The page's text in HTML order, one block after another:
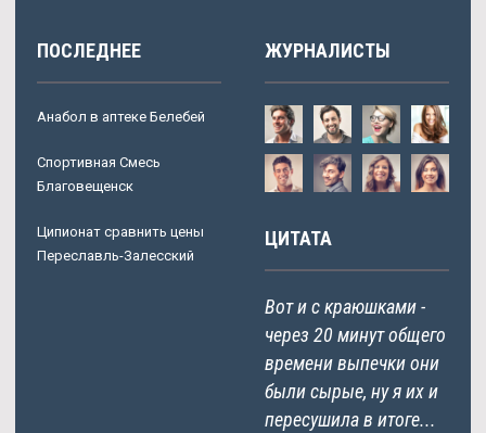
ПОСЛЕДНЕЕ
Анабол в аптеке Белебей
Спортивная Смесь
Благовещенск
Ципионат сравнить цены
Переславль-Залесский
ЖУРНАЛИСТЫ
ЦИТАТА
Вот и с краюшками -
через 20 минут общего
времени выпечки они
были сырые, ну я их и
пересушила в итоге...